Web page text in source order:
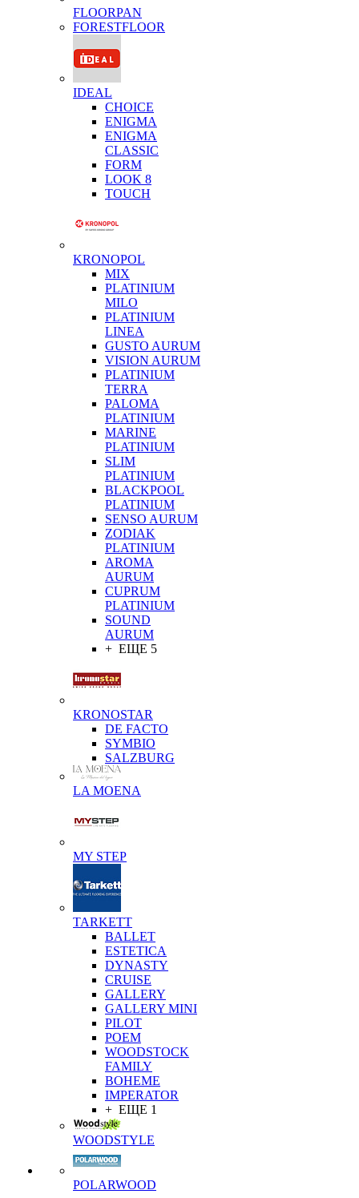
FLOORPAN
FORESTFLOOR
IDEAL
CHOICE
ENIGMA
ENIGMA
CLASSIC
FORM
LOOK 8
TOUCH
KRONOPOL
MIX
PLATINIUM
MILO
PLATINIUM
LINEA
GUSTO AURUM
VISION AURUM
PLATINIUM
TERRA
PALOMA
PLATINIUM
MARINE
PLATINIUM
SLIM
PLATINIUM
BLACKPOOL
PLATINIUM
SENSO AURUM
ZODIAK
PLATINIUM
AROMA
AURUM
CUPRUM
PLATINIUM
SOUND
AURUM
+ ЕЩЕ 5
KRONOSTAR
DE FACTO
SYMBIO
SALZBURG
LA MOENA
MY STEP
TARKETT
BALLET
ESTETICA
DYNASTY
CRUISE
GALLERY
GALLERY MINI
PILOT
POEM
WOODSTOCK
FAMILY
BOHEME
IMPERATOR
+ ЕЩЕ 1
WOODSTYLE
POLARWOOD